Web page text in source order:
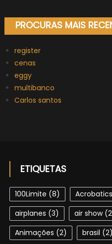
PROCURAS MAIS
register
cenas
eggy
multibanco
Carlos santos
ETIQUETAS
100Limite (8) Acrobatics
airplanes (3) air show
Animações (2) brasil (2)